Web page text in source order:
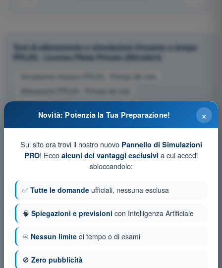
Test di allenamento e simulazioni d'esame a tempo
PPL(H) - Licenza Pilota Privato (Elicotteri)
Simulazione d'esame PPL(H) - Principi del volo
Allenamento PPL(H) - Principi del volo
×
Novità: Potenzia la Tua Preparazione!
Sul sito ora trovi il nostro nuovo Pannello di Simulazioni
PRO! Ecco alcuni dei vantaggi esclusivi a cui accedi
sbloccandolo:
✅ Tutte le domande ufficiali, nessuna esclusa
🧠 Spiegazioni e previsioni con Intelligenza Artificiale
♾️ Nessun limite di tempo o di esami
🚫 Zero pubblicità